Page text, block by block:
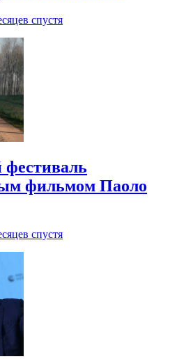
спустя
фильмом Паоло
спустя